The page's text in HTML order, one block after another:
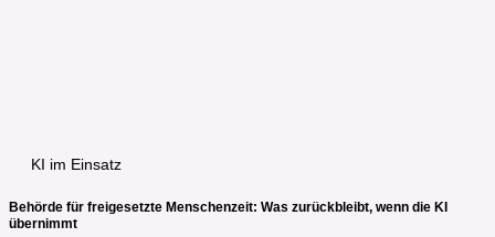
KI im Einsatz
Behörde für freigesetzte Menschenzeit: Was zurückbleibt, wenn die KI
übernimmt